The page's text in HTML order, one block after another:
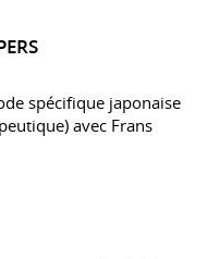
spécifique japonaise
avec Frans